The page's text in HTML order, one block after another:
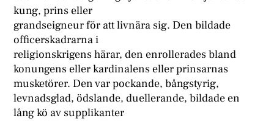
kung, prins eller
grandseigneur för att livnära sig. Den bildade
officerskadrarna i
religionskrigens härar, den enrollerades bland
konungens eller kardinalens eller prinsarnas
musketörer. Den var pockande, bångstyrig,
levnadsglad, ödslande, duellerande, bildade en
lång kö av supplikanter